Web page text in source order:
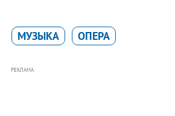
МУЗЫКА ОПЕРА
РЕКЛАМА